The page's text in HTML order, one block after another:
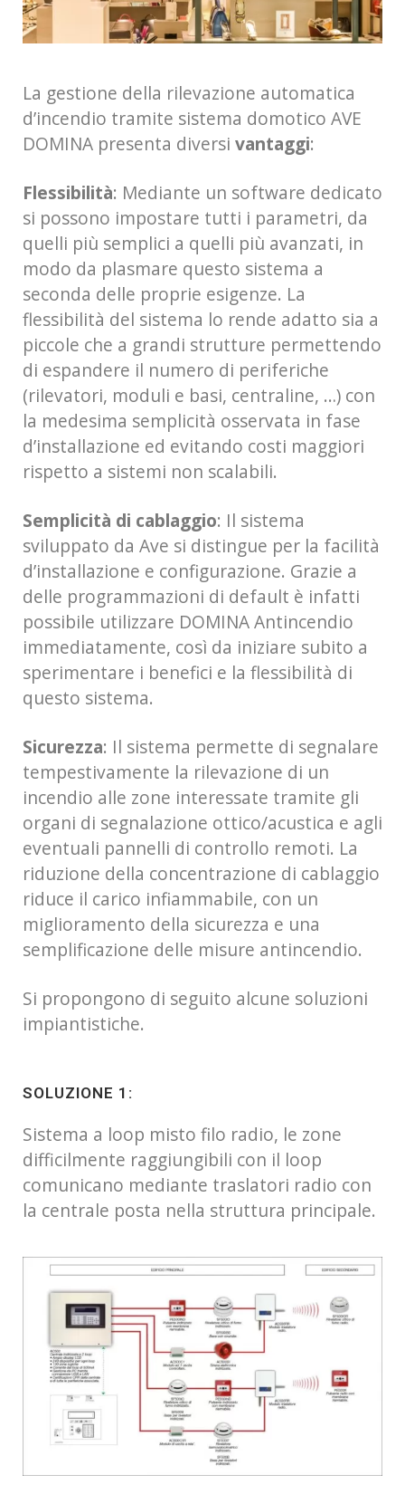
La gestione della rilevazione automatica
d’incendio tramite sistema domotico AVE
DOMINA presenta diversi vantaggi:
Flessibilità: Mediante un software dedicato
si possono impostare tutti i parametri, da
quelli più semplici a quelli più avanzati, in
modo da plasmare questo sistema a
seconda delle proprie esigenze. La
flessibilità del sistema lo rende adatto sia a
piccole che a grandi strutture permettendo
di espandere il numero di periferiche
(rilevatori, moduli e basi, centraline, …) con
la medesima semplicità osservata in fase
d’installazione ed evitando costi maggiori
rispetto a sistemi non scalabili.
Semplicità di cablaggio: Il sistema
sviluppato da Ave si distingue per la facilità
d’installazione e configurazione. Grazie a
delle programmazioni di default è infatti
possibile utilizzare DOMINA Antincendio
immediatamente, così da iniziare subito a
sperimentare i benefici e la flessibilità di
questo sistema.
Sicurezza: Il sistema permette di segnalare
tempestivamente la rilevazione di un
incendio alle zone interessate tramite gli
organi di segnalazione ottico/acustica e agli
eventuali pannelli di controllo remoti. La
riduzione della concentrazione di cablaggio
riduce il carico infiammabile, con un
miglioramento della sicurezza e una
semplificazione delle misure antincendio.
Si propongono di seguito alcune soluzioni
impiantistiche.
SOLUZIONE 1:
Sistema a loop misto filo radio, le zone
difficilmente raggiungibili con il loop
comunicano mediante traslatori radio con
la centrale posta nella struttura principale.